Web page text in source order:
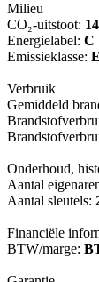
Milieu
CO₂-uitstoot:
Energielabel: C
Emissieklasse:
Verbruik
Gemiddeld
Onderhoud,
Aantal
Aantal sleutels:
Financiële
BTW/marge: